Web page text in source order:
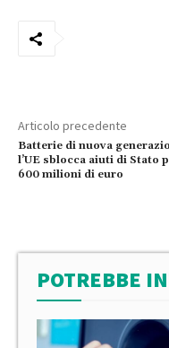
Articolo precedente
Batterie di nuova
l’UE sblocca aiuti di Stato
600 milioni di euro
POTREBBE